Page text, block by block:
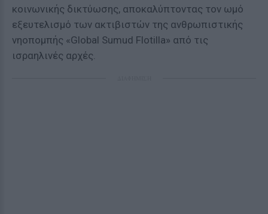
κοινωνικής δικτύωσης, αποκαλύπτοντας τον ωμό
εξευτελισμό των ακτιβιστών της ανθρωπιστικής
νηοπομπής «Global Sumud Flotilla» από τις
ισραηλινές αρχές.